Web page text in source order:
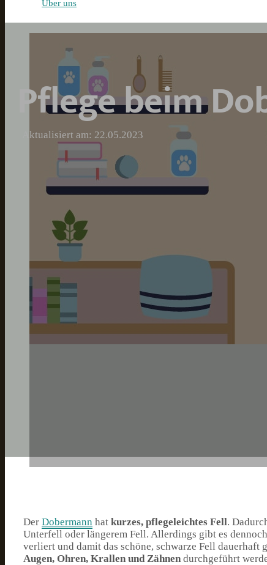
Über uns
Pflege beim
Aktualisiert am: 22.05.2023
Der Dobermann hat kurzes, pflegeleichtes Fell.
Unterfell oder längerem Fell. Allerdings gibt es
verliert und damit das schöne, schwarze Fell
Augen, Ohren, Krallen und Zähnen durchgeführt